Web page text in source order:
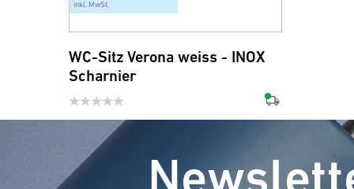
inkl. MwSt.
WC-Sitz Verona weiss - INOX
Scharnier